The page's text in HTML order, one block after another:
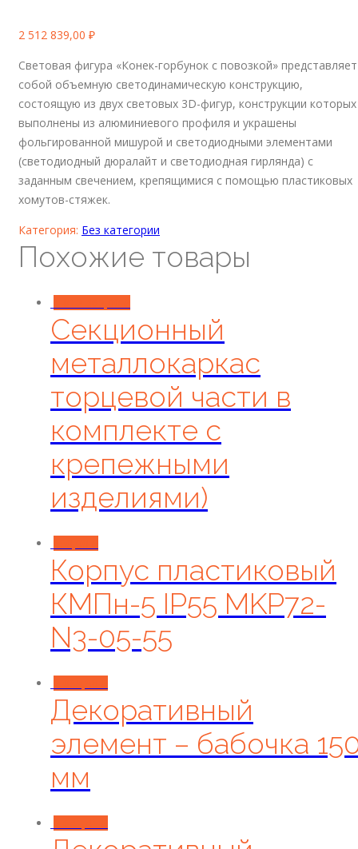
2 512 839,00 ₽
Световая фигура «Конек-горбунок с повозкой» представляет
собой объемную светодинамическую конструкцию,
состоящую из двух световых 3D-фигур, конструкции которых
выполнены из алюминиевого профиля и украшены
фольгированной мишурой и светодиодными элементами
(светодиодный дюралайт и светодиодная гирлянда) с
заданным свечением, крепящимися с помощью пластиковых
хомутов-стяжек.
Категория: Без категории
Похожие товары
Секционный
металлокаркас
торцевой части в
комплекте с
крепежными
изделиями)
Корпус пластиковый
КМПн-5 IP55 MKP72-
N3-05-55
Декоративный
элемент – бабочка
мм